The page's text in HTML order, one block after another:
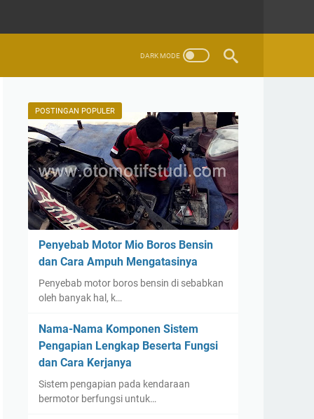
POSTINGAN POPULER
Penyebab Motor Mio Boros Bensin
dan Cara Ampuh Mengatasinya
Penyebab motor boros bensin di sebabkan
oleh banyak hal, k…
Nama-Nama Komponen Sistem
Pengapian Lengkap Beserta Fungsi
dan Cara Kerjanya
Sistem pengapian pada kendaraan
bermotor berfungsi untuk…